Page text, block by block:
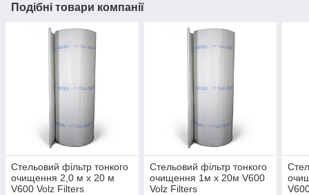
Подібні товари компанії
Стельовий фільтр тонкого
очищення 2,0 м х 20 м
V600 Volz Filters
Стельовий фільтр тонкого
очищення 1м х 20м V600
Volz Filters